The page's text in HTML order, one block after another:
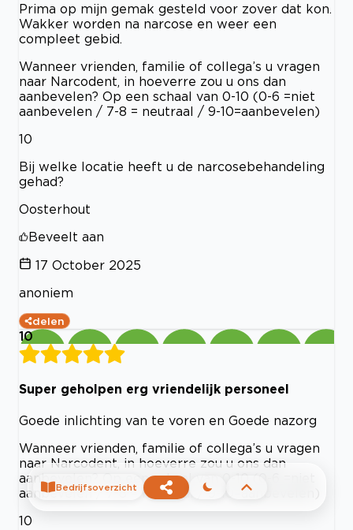
Prima op mijn gemak gesteld voor zover dat kon.
Wakker worden na narcose en weer een
compleet gebid.
Wanneer vrienden, familie of collega’s u vragen
naar Narcodent, in hoeverre zou u ons dan
aanbevelen? Op een schaal van 0-10 (0-6 =niet
aanbevelen / 7-8 = neutraal / 9-10=aanbevelen)
10
Bij welke locatie heeft u de narcosebehandeling
gehad?
Oosterhout
Beveelt aan
17 October 2025
anoniem
delen
10
Super geholpen erg vriendelijk personeel
Goede inlichting van te voren en Goede nazorg
Wanneer vrienden, familie of collega’s u vragen
naar Narcodent, in hoeverre zou u ons dan
aanbevelen? Op een schaal van 0-10 (0-6 =niet
aanbevelen / 7-8 = neutraal / 9-10=aanbevelen)
10
Bedrijfsoverzicht